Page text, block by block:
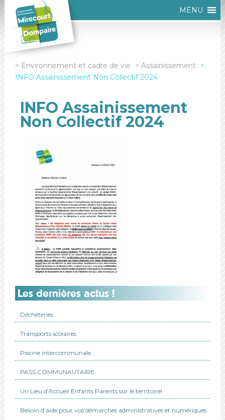
MENU
Environnement et cadre de vie
Assainissement
INFO Assainissement Non Collectif 2024
INFO Assainissement
Non Collectif 2024
Les dernières actus !
Déchèteries
Transports scolaires
Piscine intercommunale
PASS COMMUNAUTAIRE
Un Lieu d’Accueil Enfants Parents sur le territoire!
Besoin d’aide pour vos démarches administratives et numériques